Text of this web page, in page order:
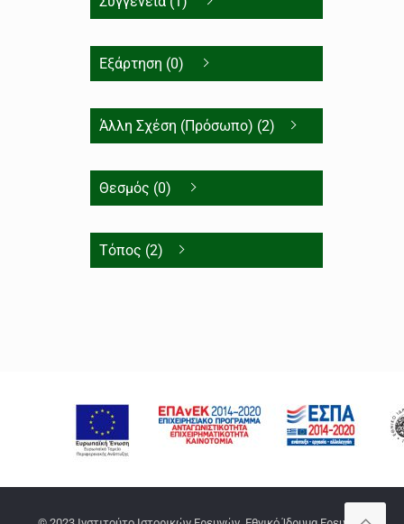
Εξάρτηση (0)
Άλλη Σχέση (Πρόσωπο) (2)
Θεσμός (0)
Τόπος (2)